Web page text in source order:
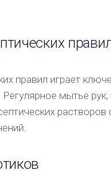
правил играет
мытье рук,